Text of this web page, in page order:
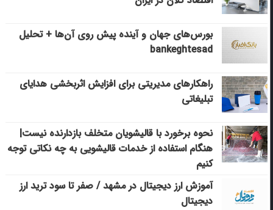
بورس‌های جهان و آینده پیش روی آن‌ها + تحلیل
bankeghtesad
راهکارهای مدیریتی برای افزایش اثربخشی هدایای
تبلیغاتی
نحوه برخورد با قالیشویان متخلف بازدارنده نیست|
هنگام استفاده از خدمات قالیشویی به چه نکاتی توجه
کنیم
آموزش ارز دیجیتال در مشهد / صفر تا سود ترید ارز
دیجیتال